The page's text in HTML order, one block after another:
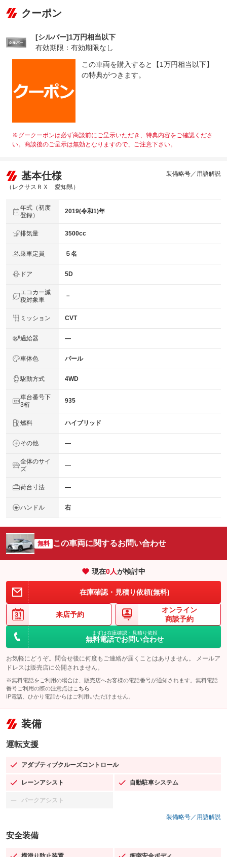
クーポン
[シルバー]1万円相当以下
有効期限：有効期限なし
この車両を購入すると【1万円相当以下】
の特典がつきます。
※グークーポンは必ず商談前にご呈示いただき、特典内容をご確認くださ
い。商談後のご呈示は無効となりますので、ご注意下さい。
基本仕様
（レクサスＲＸ 愛知県）
装備略号／用語解説
年式（初度
登録）
2019(令和1)年
排気量 3500cc
乗車定員 ５名
ドア 5D
エコカー減
税対象車
－
ミッション CVT
過給器 ―
車体色 パール
駆動方式 4WD
車台番号下
3桁
935
燃料 ハイブリッド
その他 ―
全体のサイ
ズ
―
荷台寸法 ―
ハンドル 右
無料 この車両に関するお問い合わせ
現在0人が検討中
在庫確認・見積り依頼(無料)
来店予約
オンライン
商談予約
まずは在庫確認・見積り依頼
無料電話でお問い合わせ
お気軽にどうぞ。問合せ後に何度もご連絡が届くことはありません。 メールア
ドレスは販売店に公開されません。
※無料電話をご利用の場合は、販売店へお客様の電話番号が通知されます。無料電話
番号ご利用の際の注意点は こちら
IP電話、ひかり電話からはご利用いただけません。
装備
運転支援
アダプティブクルーズコントロール
：装備あり
レーンアシスト
：装備あり 自動駐車システム
：装備あり
パークアシスト
：装備なし
装備略号／用語解説
安全装備